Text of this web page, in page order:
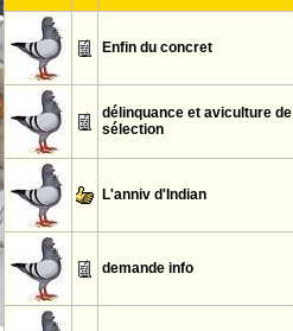
Enfin du concret
délinquance et aviculture de
sélection
L'anniv d'Indian
demande info